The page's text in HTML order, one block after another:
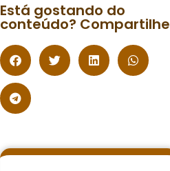
Está gostando do
conteúdo? Compartilhe